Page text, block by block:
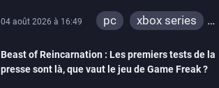
04 août 2026 à 16:49 pc
xbox series
Beast of Reincarnation : Les premiers tests de la
presse sont là, que vaut le jeu de Game Freak ?